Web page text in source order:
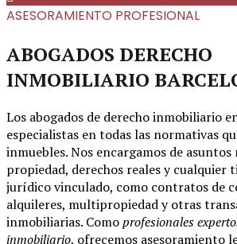
ASESORAMIENTO PROFESIONAL
ABOGADOS DERECHO
INMOBILIARIO
Los abogados de derecho inmobiliario
especialistas en todas las normativas
inmuebles. Nos encargamos de
propiedad, derechos reales y cualquier
jurídico vinculado, como contratos de
alquileres, multipropiedad y otras
inmobiliarias. Comoprofesionales
inmobiliario, ofrecemos asesoramiento